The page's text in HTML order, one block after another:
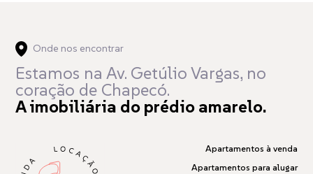
Onde nos encontrar
Estamos na Av. Getúlio Vargas, no
coração de Chapecó.
A imobiliária do prédio amarelo.
Apartamentos à venda
Apartamentos para alugar